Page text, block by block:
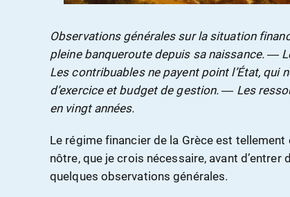
Observations générales sur la situation
pleine banqueroute depuis sa naissance. ―
Les contribuables ne payent point l’État,
d’exercice et budget de gestion. ― Les
en vingt années.
Le régime financier de la Grèce est
nôtre, que je crois nécessaire, avant
quelques observations générales.